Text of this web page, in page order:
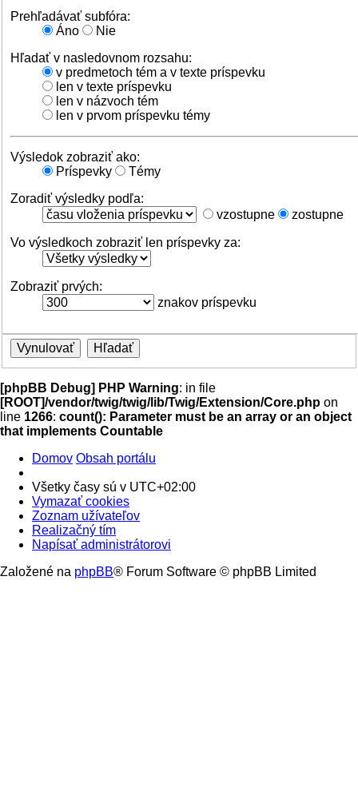
Prehľadávať subfóra:
Áno
Nie
Hľadať v nasledovnom rozsahu:
v predmetoch tém a v texte príspevku
len v texte príspevku
len v názvoch tém
len v prvom príspevku témy
Výsledok zobraziť ako:
Príspevky
Témy
Zoradiť výsledky podľa:
vzostupne
zostupne
Vo výsledkoch zobraziť len príspevky za:
Zobraziť prvých:
znakov príspevku
[phpBB Debug] PHP Warning: in file
[ROOT]/vendor/twig/twig/lib/Twig/Extension/Core.php on
line 1266: count(): Parameter must be an array or an object
that implements Countable
Domov Obsah portálu
Všetky časy sú v UTC+02:00
Vymazať cookies
Zoznam užívateľov
Realizačný tím
Napísať administrátorovi
Založené na phpBB® Forum Software © phpBB Limited